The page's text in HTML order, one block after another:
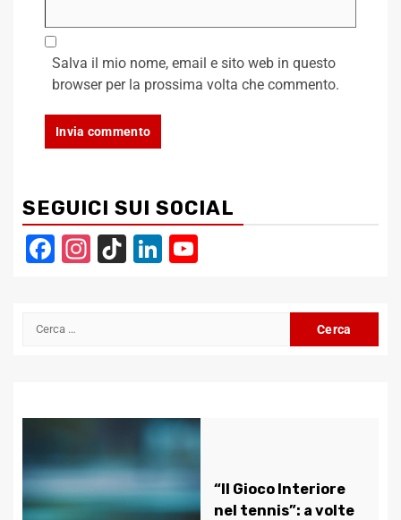
Salva il mio nome, email e sito web in questo
browser per la prossima volta che commento.
SEGUICI SUI SOCIAL
Facebook
Instagram
TikTokLinkedIn
Ricerca
“Il Gioco Interiore
nel tennis”: a volte